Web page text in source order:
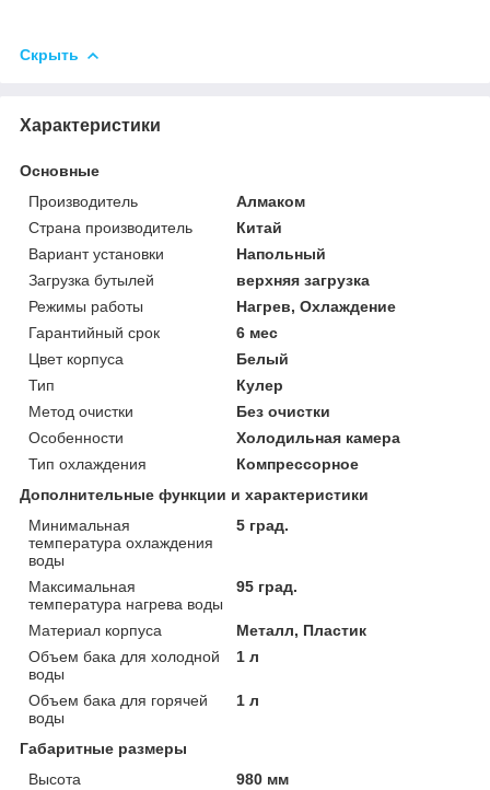
Скрыть
Характеристики
Основные
Производитель
Алмаком
Страна производитель
Китай
Вариант установки
Напольный
Загрузка бутылей
верхняя загрузка
Режимы работы
Нагрев, Охлаждение
Гарантийный срок
6 мес
Цвет корпуса
Белый
Тип
Кулер
Метод очистки
Без очистки
Особенности
Холодильная камера
Тип охлаждения
Компрессорное
Дополнительные функции и характеристики
Минимальная
температура охлаждения
воды
5 град.
Максимальная
температура нагрева воды
95 град.
Материал корпуса
Металл, Пластик
Объем бака для холодной
воды
1 л
Объем бака для горячей
воды
1 л
Габаритные размеры
Высота
980 мм